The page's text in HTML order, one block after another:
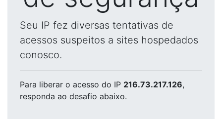
Seu IP fez diversas tentativas de
acessos suspeitos a sites hospedados
conosco.
Para liberar o acesso do IP 216.73.217.126,
responda ao desafio abaixo.